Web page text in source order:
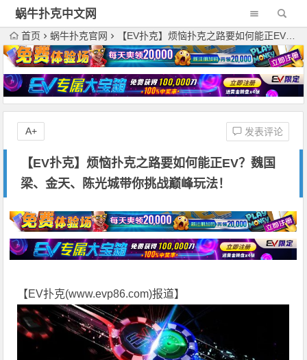
蜗牛扑克中文网
首页 蜗牛扑克官网 【EV扑克】烦恼扑克之路要如何能正EV？魏国梁、金天、陈光城带你挑战巅峰玩法！
【EV扑克】烦恼扑克之路要如何能正EV？魏国
梁、金天、陈光城带你挑战巅峰玩法！
发表评论
A+
【EV扑克(www.evp86.com)报道】